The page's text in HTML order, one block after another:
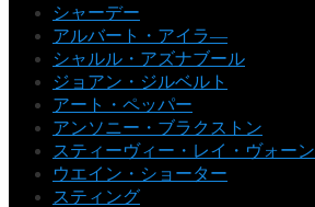
シャーデー
アルバート・アイラ―
シャルル・アズナブール
ジョアン・ジルベルト
アート・ペッパー
アンソニー・ブラクストン
スティーヴィー・レイ・ヴォーン
ウエイン・ショーター
スティング